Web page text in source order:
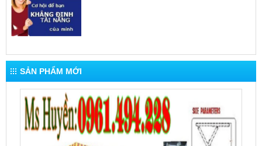
SẢN PHẨM MỚI